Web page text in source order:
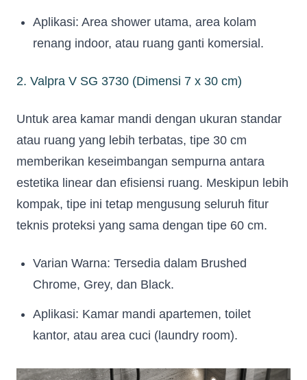
Aplikasi: Area shower utama, area kolam
renang indoor, atau ruang ganti komersial.
2. Valpra V SG 3730 (Dimensi 7 x 30 cm)
Untuk area kamar mandi dengan ukuran standar
atau ruang yang lebih terbatas, tipe 30 cm
memberikan keseimbangan sempurna antara
estetika linear dan efisiensi ruang. Meskipun lebih
kompak, tipe ini tetap mengusung seluruh fitur
teknis proteksi yang sama dengan tipe 60 cm.
Varian Warna: Tersedia dalam Brushed
Chrome, Grey, dan Black.
Aplikasi: Kamar mandi apartemen, toilet
kantor, atau area cuci (laundry room).